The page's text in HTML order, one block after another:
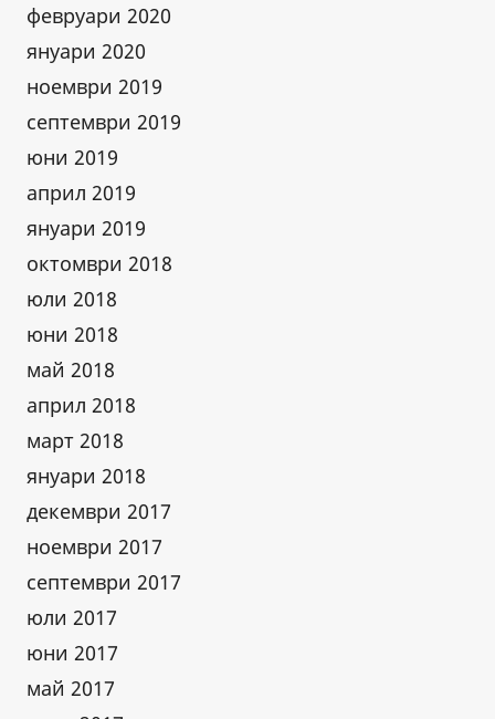
февруари 2020
януари 2020
ноември 2019
септември 2019
юни 2019
април 2019
януари 2019
октомври 2018
юли 2018
юни 2018
май 2018
април 2018
март 2018
януари 2018
декември 2017
ноември 2017
септември 2017
юли 2017
юни 2017
май 2017